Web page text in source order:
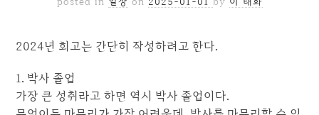
2024년 회고는 간단히 작성하려고 한다.
1. 박사 졸업
가장 큰 성취라고 하면 역시 박사 졸업이다.